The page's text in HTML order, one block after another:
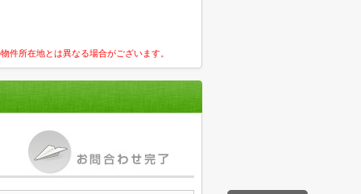
件所在地とは異なる場合がございます。